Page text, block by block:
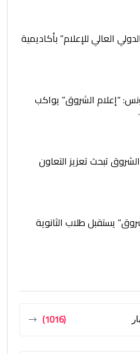
العالي للإعلام” بأكاديمية
“إعلام الشروق” يواكب
تبحث تعزيز التعاون
يستقبل طلاب الثانوية
(1016)